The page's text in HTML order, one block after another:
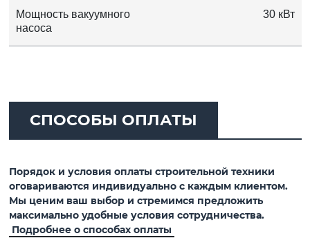
Мощность вакуумного
насоса
30 кВт
СПОСОБЫ ОПЛАТЫ
Порядок и условия оплаты строительной техники
оговариваются индивидуально с каждым клиентом.
Мы ценим ваш выбор и стремимся предложить
максимально удобные условия сотрудничества.
Подробнее о способах оплаты